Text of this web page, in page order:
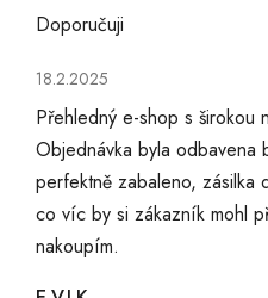
Doporučuji
Hodnocení obchodu je 5 z 5
18.2.2025
Přehledný e-shop s širokou
Objednávka byla
perfektně zabaleno, zásilka
co víc by si zákazník mohl
nakoupím.